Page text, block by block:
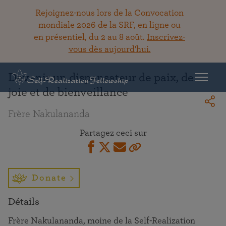
Rejoignez-nous lors de la Convocation
mondiale 2026 de la SRF, en ligne ou
en présentiel, du 2 au 8 août. Inscrivez-
vous dès aujourd'hui.
Retour à la bibliothèque
Devenir un dispensateur de paix, de
joie et de bienveillance
Frère Nakulananda
Partagez ceci sur
Donate
Détails
Frère Nakulananda, moine de la Self-Realization